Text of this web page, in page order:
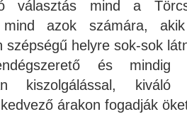
választás mind a
azok számára,
szépségű helyre sok-sok
és mindig
kiszolgálással, kiváló
árakon fogadják